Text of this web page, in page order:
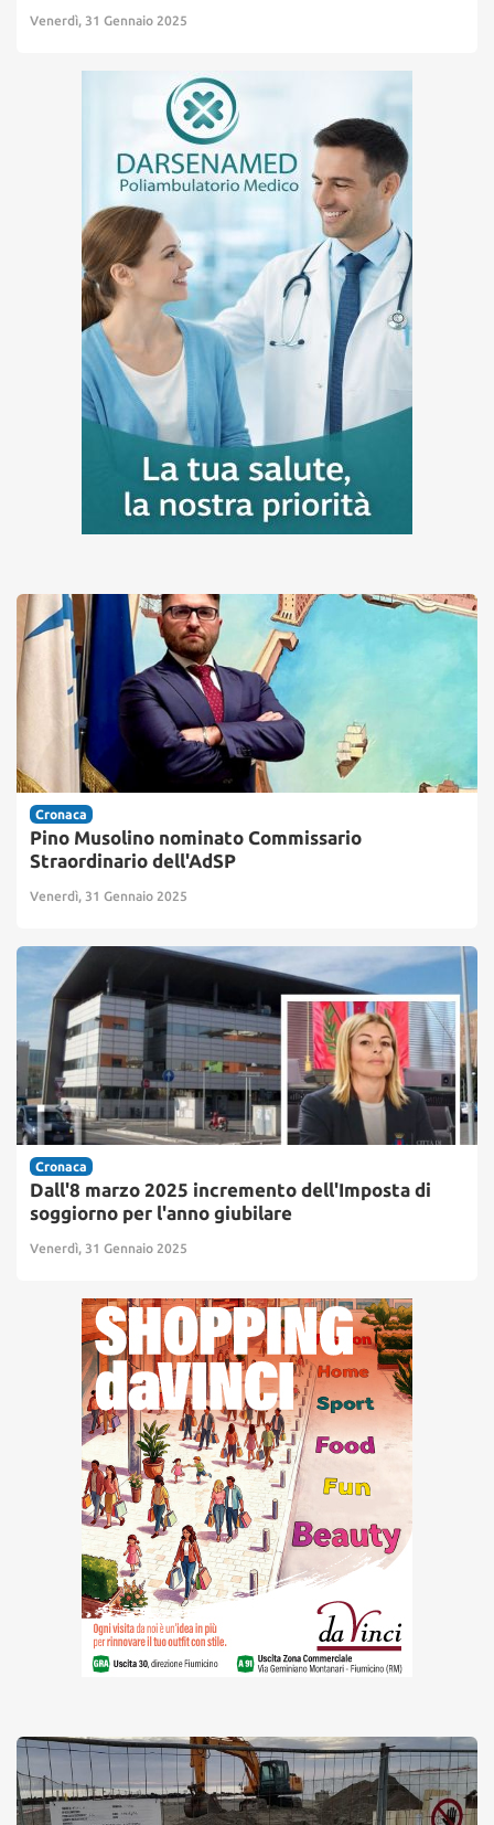
Venerdì, 31 Gennaio 2025
Cronaca
Pino Musolino nominato Commissario
Straordinario dell'AdSP
Venerdì, 31 Gennaio 2025
Cronaca
Dall'8 marzo 2025 incremento dell'Imposta di
soggiorno per l'anno giubilare
Venerdì, 31 Gennaio 2025